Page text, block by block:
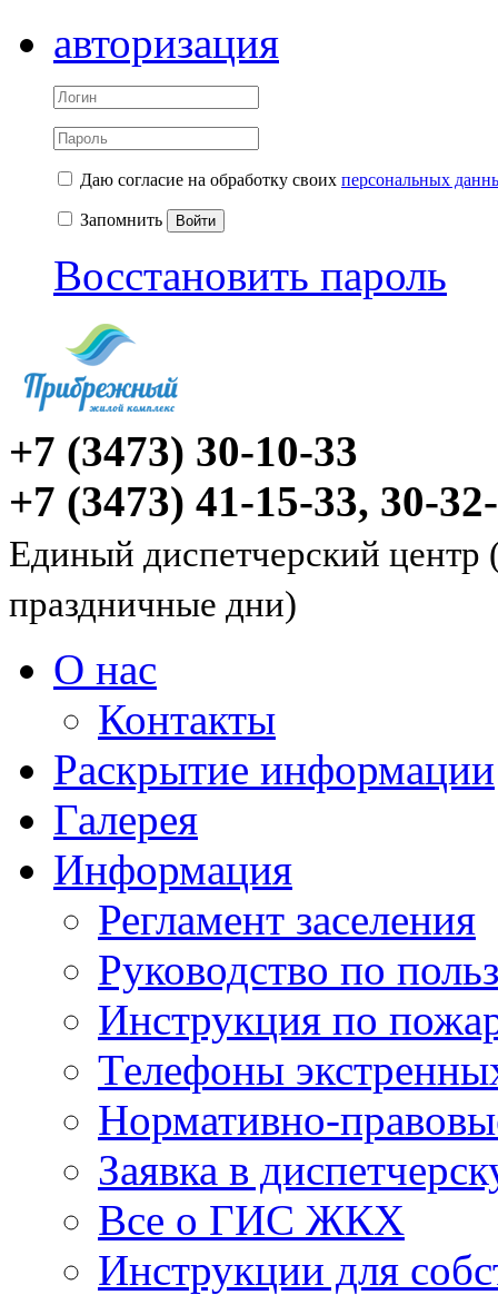
авторизация
Даю согласие на обработку своих персональных
Запомнить Войти
Восстановить пароль
+7 (3473) 30-10-33
+7 (3473) 41-15-33, 30-
Единый диспетчерский центр
праздничные дни)
О нас
Контакты
Раскрытие информации
Галерея
Информация
Регламент заселения
Руководство по
Инструкция по
Телефоны
Нормативно-
Заявка в
Все о ГИС ЖКХ
Инструкции для